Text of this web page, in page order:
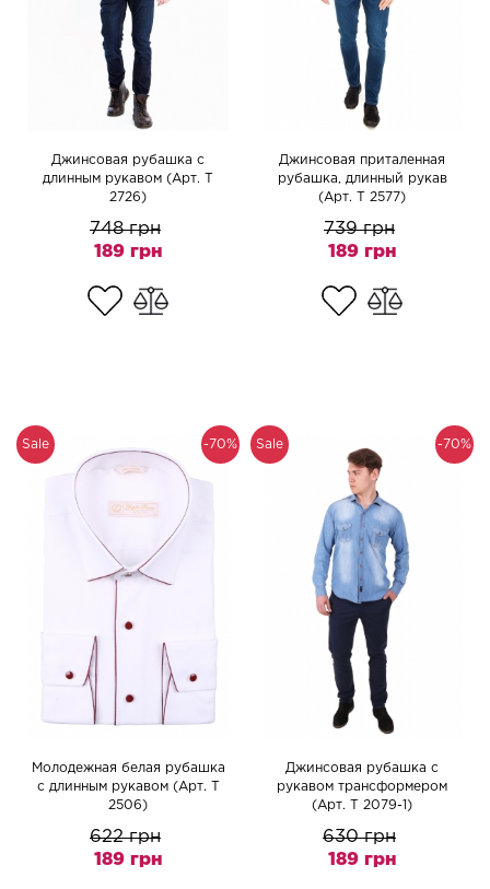
Джинсовая рубашка с
длинным рукавом (Арт. Т
2726)
748 грн
189 грн
Джинсовая приталенная
рубашка, длинный рукав
(Арт. T 2577)
739 грн
189 грн
-70%
Sale
Молодежная белая рубашка
с длинным рукавом (Арт. Т
2506)
622 грн
189 грн
-70%
Sale
Джинсовая рубашка с
рукавом трансформером
(Арт. Т 2079-1)
630 грн
189 грн